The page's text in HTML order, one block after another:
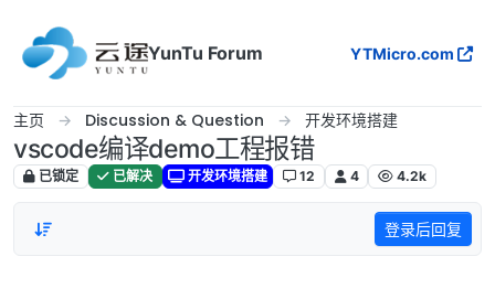
YunTu Forum
YTMicro.com
主页 Discussion & Question 开发环境搭建
vscode编译demo工程报错
已锁定 已解决 开发环境搭建 12 4 4.2k
登录后回复